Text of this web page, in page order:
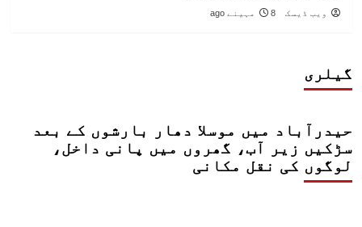
ویب ڈیسک 8 مہینے ago
گیلری
حیدرآباد میں موسلا دھار بارشوں کے بعد
سڑکیں زیر آب، گھروں میں پانی داخل،
لوگوں کی نقل مکانی